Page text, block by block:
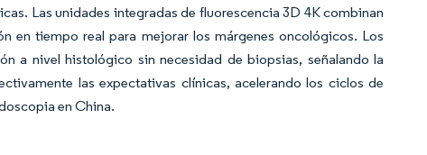
Las unidades integradas de fluorescencia 3D 4K combinan
en tiempo real para mejorar los márgenes oncológicos. Los
a nivel histológico sin necesidad de biopsias, señalando la
las expectativas clínicas, acelerando los ciclos de
en China.